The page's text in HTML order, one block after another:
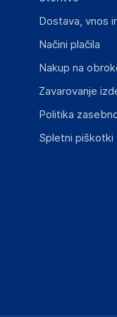
na embalaži
Dostava, vnos
Načini plačila
Nakup na
Zavarovanje
Politika
Spletni piškotki